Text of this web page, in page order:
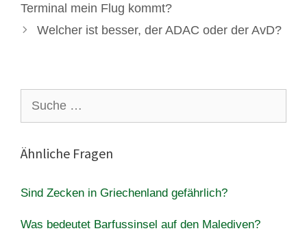
Terminal mein Flug kommt?
Welcher ist besser, der ADAC oder der AvD?
nach:
Ähnliche Fragen
Sind Zecken in Griechenland gefährlich?
Was bedeutet Barfussinsel auf den Malediven?